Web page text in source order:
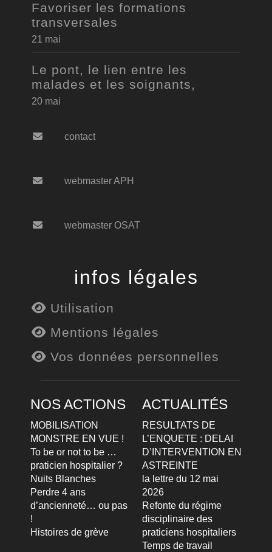
Favoriser les formations
transversales
21 mai
Le pont, le lien entre les
malades et les soignants,
20 mai
contact
webmaster APH
webmaster OSAT
infos légales
Utilisation
Mentions légales
Vos données personnelles
NOS ACTIONS
MOBILISATION
MONSTRE EN VUE !
To be or not to be …
praticien hospitalier ?
Nuits Blanches
Perdre 4 ans
d’ancienneté… ou pas
!
Histoires de grève
ACTUALITÉS
RESULTATS DE
L’ENQUETE : DELAI
D’INTERVENTION EN
ASTREINTE
la lettre du 12 mai
2026
Refonte du régime
disciplinaire des
praticiens hospitaliers
Temps de travail